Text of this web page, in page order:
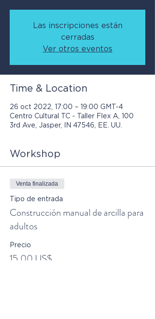
Las inscripciones están
cerradas
Ver otros eventos
Time & Location
26 oct 2022, 17:00 – 19:00 GMT-4
Centro Cultural TC - Taller Flex A, 100
3rd Ave, Jasper, IN 47546, EE. UU.
Workshop
Venta finalizada
Tipo de entrada
Construcción manual de arcilla para
adultos
Precio
15,00 US$